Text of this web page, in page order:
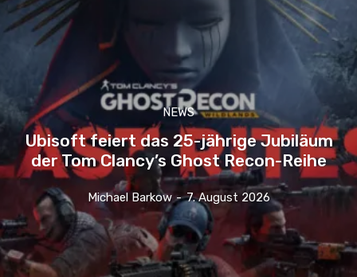
NEWS
Ubisoft feiert das 25-jährige Jubiläum
der Tom Clancy’s Ghost Recon-Reihe
Michael Barkow - 7. August 2026